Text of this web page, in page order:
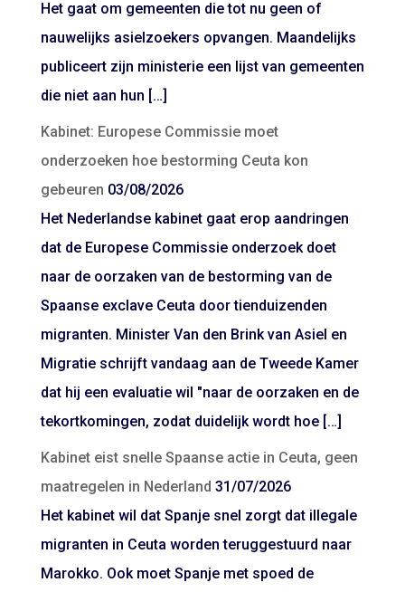
Het gaat om gemeenten die tot nu geen of
nauwelijks asielzoekers opvangen. Maandelijks
publiceert zijn ministerie een lijst van gemeenten
die niet aan hun […]
Kabinet: Europese Commissie moet
onderzoeken hoe bestorming Ceuta kon
gebeuren 03/08/2026
Het Nederlandse kabinet gaat erop aandringen
dat de Europese Commissie onderzoek doet
naar de oorzaken van de bestorming van de
Spaanse exclave Ceuta door tienduizenden
migranten. Minister Van den Brink van Asiel en
Migratie schrijft vandaag aan de Tweede Kamer
dat hij een evaluatie wil "naar de oorzaken en de
tekortkomingen, zodat duidelijk wordt hoe […]
Kabinet eist snelle Spaanse actie in Ceuta, geen
maatregelen in Nederland 31/07/2026
Het kabinet wil dat Spanje snel zorgt dat illegale
migranten in Ceuta worden teruggestuurd naar
Marokko. Ook moet Spanje met spoed de